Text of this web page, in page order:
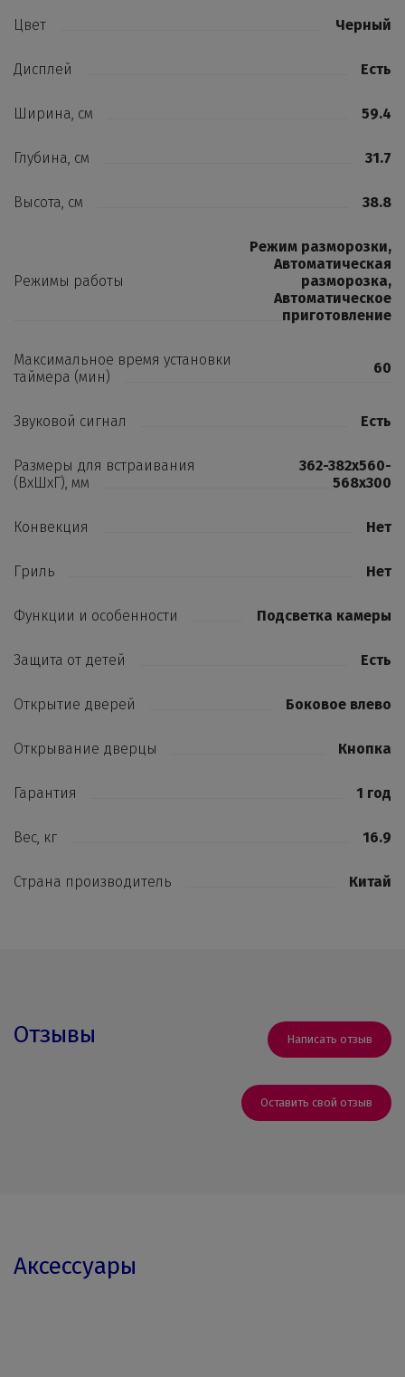
Цвет Черный
Дисплей Есть
Ширина, см 59.4
Глубина, см 31.7
Высота, см 38.8
Режимы работы
Режим разморозки,
Автоматическая
разморозка,
Автоматическое
приготовление
Максимальное время установки
таймера (мин)
60
Звуковой сигнал Есть
Размеры для встраивания
(ВхШхГ), мм
362-382х560-
568х300
Конвекция Нет
Гриль Нет
Функции и особенности Подсветка камеры
Защита от детей Есть
Открытие дверей Боковое влево
Открывание дверцы Кнопка
Гарантия 1 год
Вес, кг 16.9
Страна производитель Китай
Отзывы Написать отзыв
Оставить свой отзыв
Аксессуары